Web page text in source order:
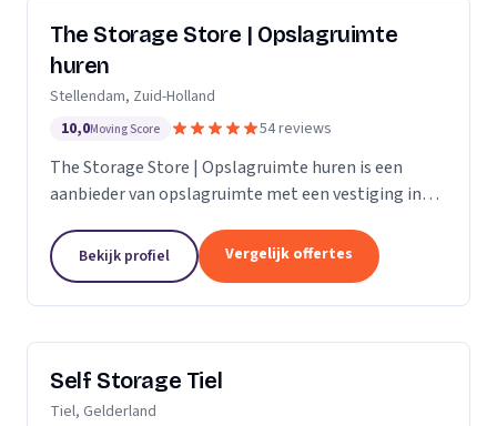
The Storage Store | Opslagruimte
huren
Stellendam, Zuid-Holland
10,0Moving Score 54 reviews
The Storage Store | Opslagruimte huren is een
aanbieder van opslagruimte met een vestiging in
Bekijk profiel Vergelijk offertes
Self Storage Tiel
Tiel, Gelderland